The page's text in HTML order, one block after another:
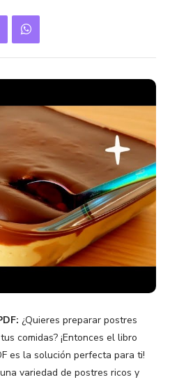
¿Quieres preparar postres
comidas? ¡Entonces el libro
es la solución perfecta para ti!
variedad de postres ricos y